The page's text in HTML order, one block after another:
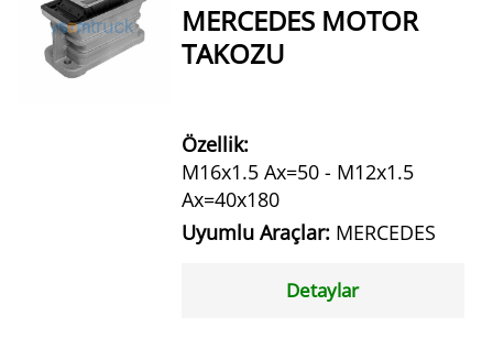
MERCEDES MOTOR
TAKOZU
Özellik:
M16x1.5 Ax=50 - M12x1.5
Ax=40x180
Uyumlu Araçlar: MERCEDES
Detaylar